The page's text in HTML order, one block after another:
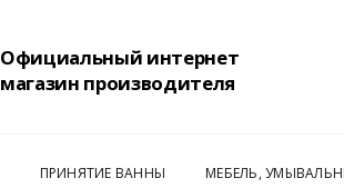
Официальный интернет
магазин производителя
ПРИНЯТИЕ ВАННЫ МЕБЕЛЬ,